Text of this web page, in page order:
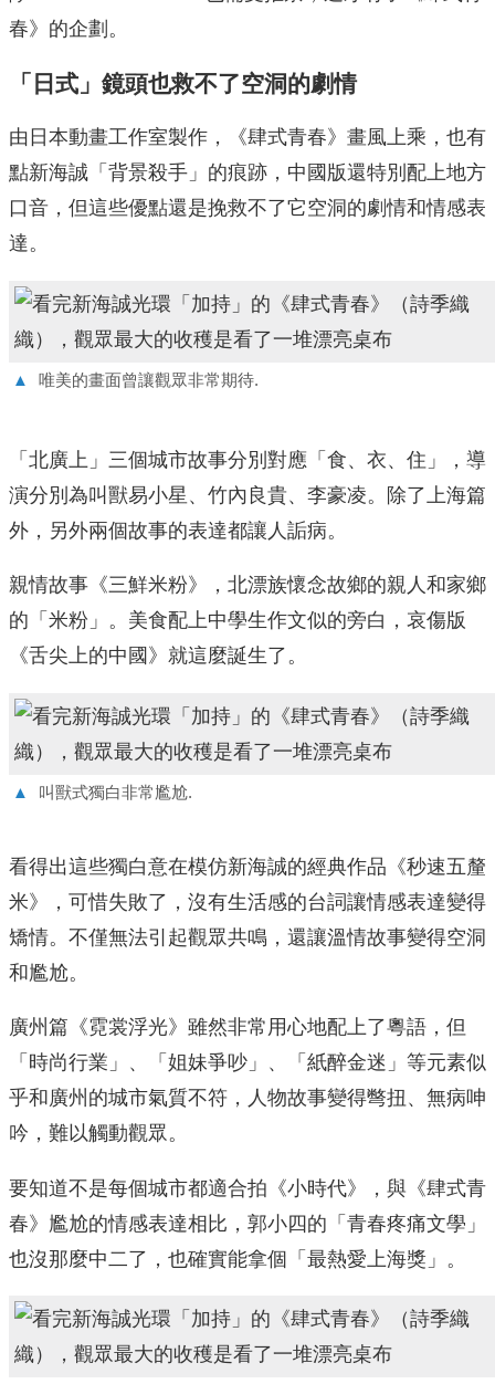
春》的企劃。
「日式」鏡頭也救不了空洞的劇情
由日本動畫工作室製作，《肆式青春》畫風上乘，也有
點新海誠「背景殺手」的痕跡，中國版還特別配上地方
口音，但這些優點還是挽救不了它空洞的劇情和情感表
達。
▲ 唯美的畫面曾讓觀眾非常期待.
「北廣上」三個城市故事分別對應「食、衣、住」，導
演分別為叫獸易小星、竹內良貴、李豪凌。除了上海篇
外，另外兩個故事的表達都讓人詬病。
親情故事《三鮮米粉》，北漂族懷念故鄉的親人和家鄉
的「米粉」。美食配上中學生作文似的旁白，哀傷版
《舌尖上的中國》就這麼誕生了。
▲ 叫獸式獨白非常尷尬.
看得出這些獨白意在模仿新海誠的經典作品《秒速五釐
米》，可惜失敗了，沒有生活感的台詞讓情感表達變得
矯情。不僅無法引起觀眾共鳴，還讓溫情故事變得空洞
和尷尬。
廣州篇《霓裳浮光》雖然非常用心地配上了粵語，但
「時尚行業」、「姐妹爭吵」、「紙醉金迷」等元素似
乎和廣州的城市氣質不符，人物故事變得彆扭、無病呻
吟，難以觸動觀眾。
要知道不是每個城市都適合拍《小時代》，與《肆式青
春》尷尬的情感表達相比，郭小四的「青春疼痛文學」
也沒那麼中二了，也確實能拿個「最熱愛上海獎」。